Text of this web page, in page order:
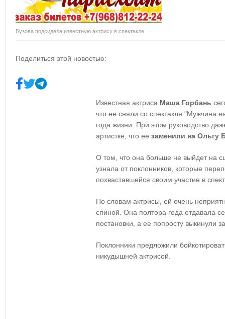
Бузова подсидела известную актрису в спектакле
Поделиться этой новостью:
Известная актриса Маша Горбань
что ее сняли со спектакля "Мужчина
года жизни. При этом руководство
артистке, что ее заменили на Ольгу
О том, что она больше не выйдет на
узнала от поклонников, которые
похваставшейся своим участие в
По словам актрисы, ей очень
спиной. Она полтора года отдавала
постановки, а ее попросту выкинули
Поклонники предложили
никудышней актрисой.